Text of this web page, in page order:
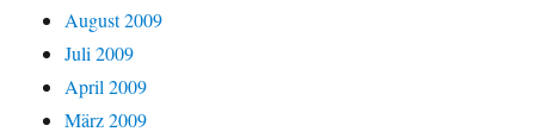
August 2009
Juli 2009
April 2009
März 2009